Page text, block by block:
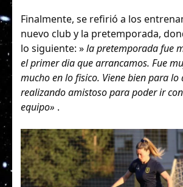
Finalmente, se refirió a los
nuevo club y la pretemporada,
lo siguiente: »la pretemporada fue
el primer dia que arrancamos. Fue
mucho en lo fisico. Viene bien para lo
realizando amistoso para poder ir
equipo» .